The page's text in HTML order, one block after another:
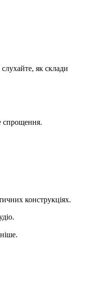
слухайте, як склади
спрощення.
конструкціях.